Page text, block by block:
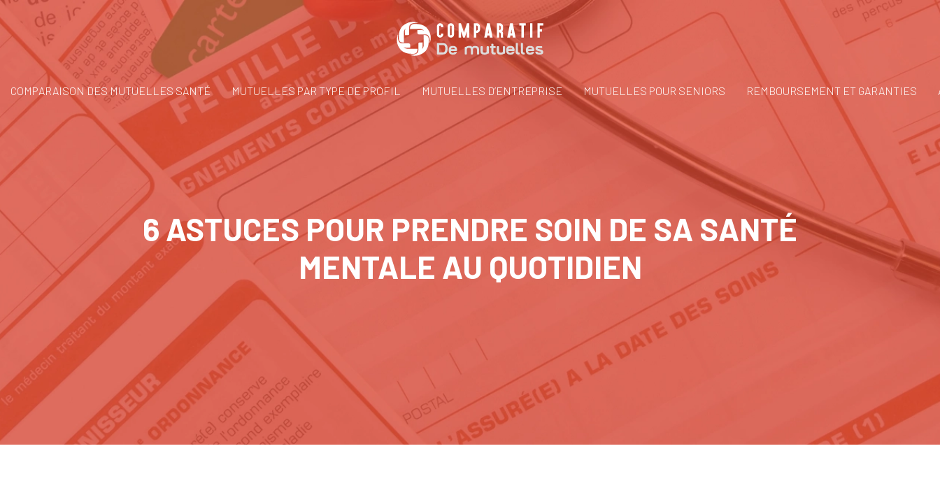
COMPARAISON DES MUTUELLES SANTÉ MUTUELLES PAR TYPE DE PROFIL MUTUELLES D’ENTREPRISE MUTUELLES POUR SENIORS REMBOURSEMENT ET GARANTIES
6 ASTUCES POUR PRENDRE SOIN DE SA SANTÉ
MENTALE AU QUOTIDIEN